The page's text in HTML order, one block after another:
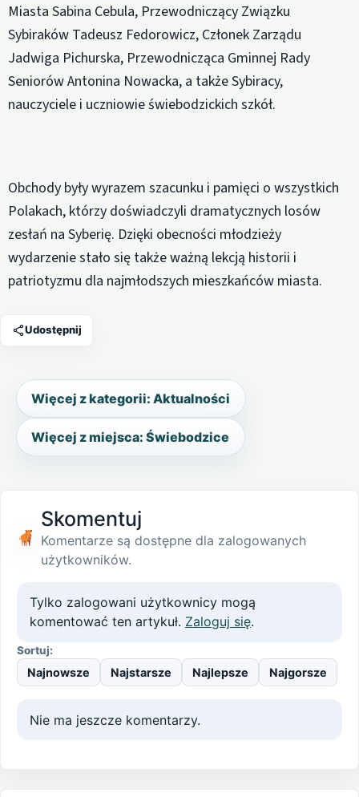
Miasta Sabina Cebula, Przewodniczący Związku
Sybiraków Tadeusz Fedorowicz, Członek Zarządu
Jadwiga Pichurska, Przewodnicząca Gminnej Rady
Seniorów Antonina Nowacka, a także Sybiracy,
nauczyciele i uczniowie świebodzickich szkół.
Obchody były wyrazem szacunku i pamięci o wszystkich
Polakach, którzy doświadczyli dramatycznych losów
zesłań na Syberię. Dzięki obecności młodzieży
wydarzenie stało się także ważną lekcją historii i
patriotyzmu dla najmłodszych mieszkańców miasta.
Udostępnij
Więcej z kategorii: Aktualności
Więcej z miejsca: Świebodzice
Skomentuj
Komentarze są dostępne dla zalogowanych
użytkowników.
Tylko zalogowani użytkownicy mogą
komentować ten artykuł. Zaloguj się.
Sortuj:
Najnowsze Najstarsze Najlepsze Najgorsze
Nie ma jeszcze komentarzy.